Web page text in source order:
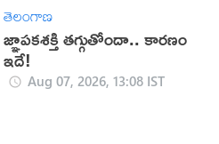
తెలంగాణ
జ్ఞాపకశక్తి తగ్గుతోందా.. కారణం
ఇదే!
Aug 07, 2026, 13:08 IST